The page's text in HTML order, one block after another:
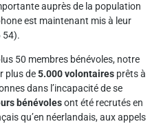
auprès de la population
est maintenant mis à leur
54).
50 membres bénévoles, notre
plus de5.000 volontaires prêts à
dans l’incapacité de se
bénévolesont été recrutés en
qu’en néerlandais, aux appels